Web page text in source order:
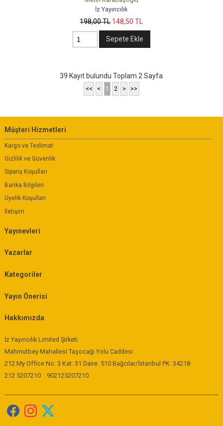
İz Yayıncılık
198,00TL 148,50 TL
Sepete Ekle
39 Kayıt bulundu Toplam 2 Sayfa
<< < 1 2 > >>
Müşteri Hizmetleri
Kargo ve Teslimat
Gizlilik ve Güvenlik
Sipariş Koşulları
Banka Bilgileri
Üyelik Koşulları
İletişim
Yayınevleri
Yazarlar
Kategoriler
Yayın Önerisi
Hakkımızda
İz Yayıncılık Limited Şirketi
Mahmutbey Mahallesi Taşocağı Yolu Caddesi
212 My Office No: 3 Kat: 31 Daire: 510 Bağcılar/İstanbul PK: 34218
212 5207210
902125207210